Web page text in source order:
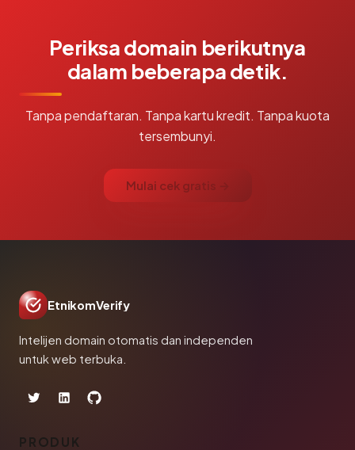
Periksa domain berikutnya
dalam beberapa detik.
Tanpa pendaftaran. Tanpa kartu kredit. Tanpa kuota
tersembunyi.
Mulai cek gratis →
EtnikomVerify
Intelijen domain otomatis dan independen
untuk web terbuka.
PRODUK